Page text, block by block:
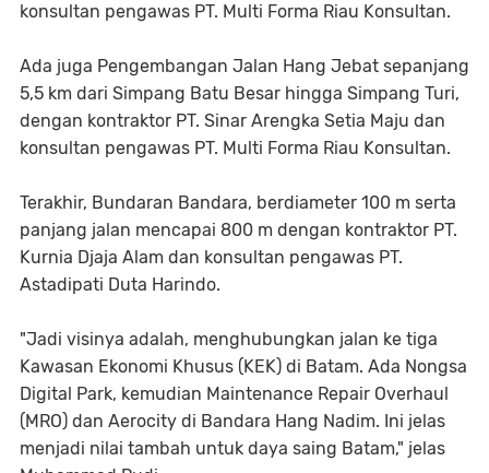
konsultan pengawas PT. Multi Forma Riau Konsultan.
Ada juga Pengembangan Jalan Hang Jebat sepanjang
5,5 km dari Simpang Batu Besar hingga Simpang Turi,
dengan kontraktor PT. Sinar Arengka Setia Maju dan
konsultan pengawas PT. Multi Forma Riau Konsultan.
Terakhir, Bundaran Bandara, berdiameter 100 m serta
panjang jalan mencapai 800 m dengan kontraktor PT.
Kurnia Djaja Alam dan konsultan pengawas PT.
Astadipati Duta Harindo.
"Jadi visinya adalah, menghubungkan jalan ke tiga
Kawasan Ekonomi Khusus (KEK) di Batam. Ada Nongsa
Digital Park, kemudian Maintenance Repair Overhaul
(MRO) dan Aerocity di Bandara Hang Nadim. Ini jelas
menjadi nilai tambah untuk daya saing Batam," jelas